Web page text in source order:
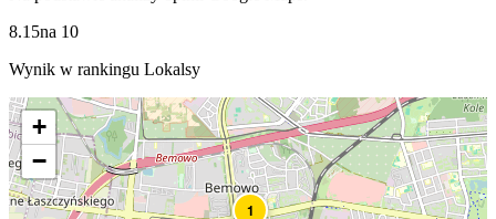
8.15na 10
Wynik w rankingu Lokalsy
1
+
−